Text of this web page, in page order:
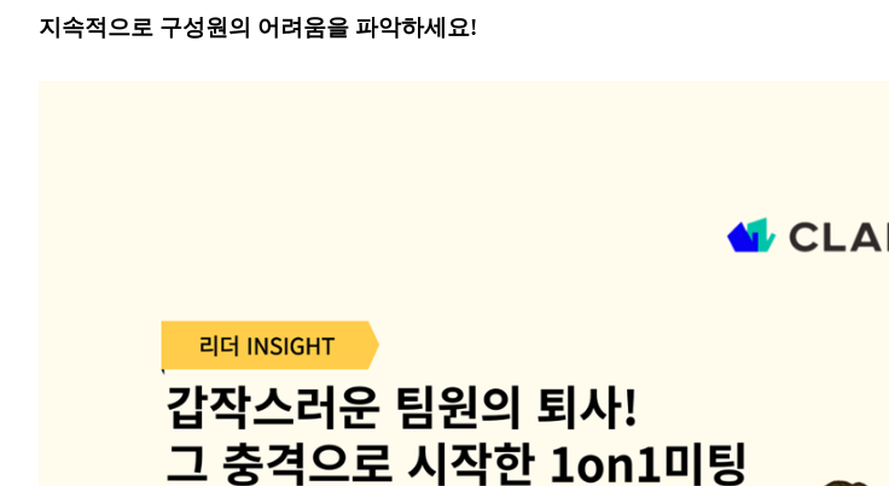
지속적으로 구성원의 어려움을 파악하세요!